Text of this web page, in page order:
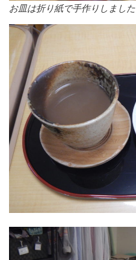
お皿は折り紙で手作りしました